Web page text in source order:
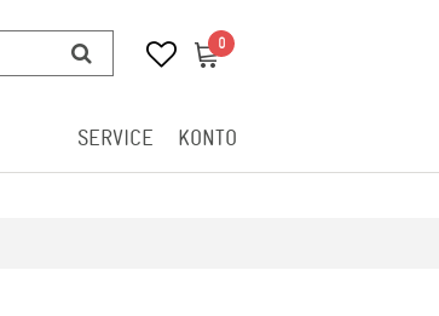
0 0
SERVICE KONTO